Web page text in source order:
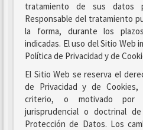
tratamiento de sus datos
Responsable del tratamiento
la forma, durante los
indicadas. El uso del Sitio Web
Política de Privacidad y de
El Sitio Web se reserva el
de Privacidad y de
criterio, o motivado por
jurisprudencial o doctrinal
Protección de Datos. Los